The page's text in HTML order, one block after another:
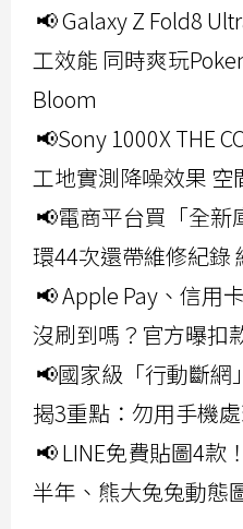
📢 Galaxy Z Fold8
工效能 同時爽玩
Bloom
📢Sony 1000X THE
工地實測降噪效果
📢電商平台買「全新
環44次還帶維修紀錄
📢 Apple Pay、信用
沒刷到嗎？官方曝扣
📢國家級「行動斷網
揭3重點：勿用手機
📢 LINE免費貼圖4款
半年、熊大兔兔動態